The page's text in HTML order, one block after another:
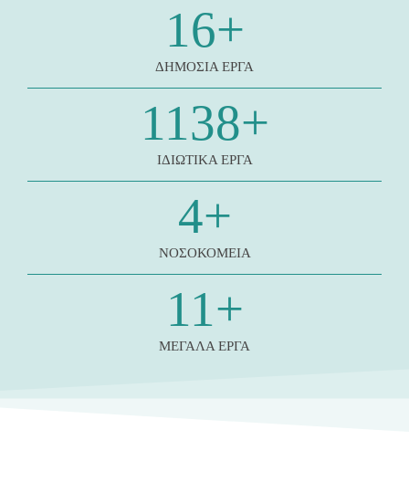
ΔΗΜΟΣΙΑ ΕΡΓΑ
16+
ΙΔΙΩΤΙΚΑ ΕΡΓΑ
1138+
ΝΟΣΟΚΟΜΕΙΑ
4+
ΜΕΓΑΛΑ ΕΡΓΑ
11+